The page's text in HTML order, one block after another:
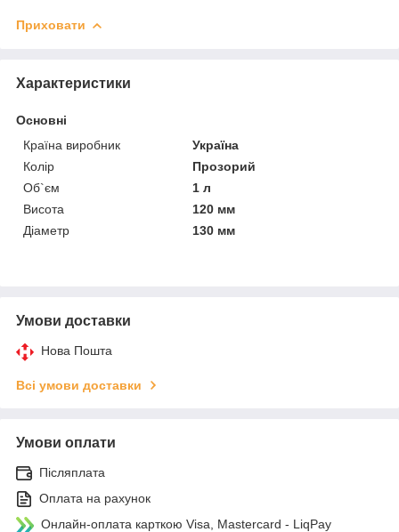
Приховати
Характеристики
Основні
Країна виробник
Україна
Колір
Прозорий
Об`єм
1 л
Висота
120 мм
Діаметр
130 мм
Умови доставки
Нова Пошта
Всі умови доставки
Умови оплати
Післяплата
Оплата на рахунок
Онлайн-оплата карткою Visa, Mastercard - LiqPay